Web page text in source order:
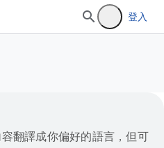
登入
翻譯成你偏好的語言，但可